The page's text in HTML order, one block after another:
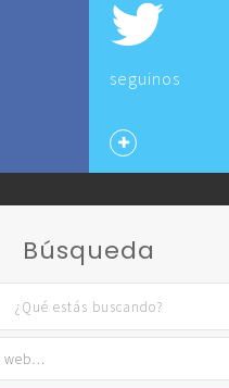
seguinos
Búsqueda